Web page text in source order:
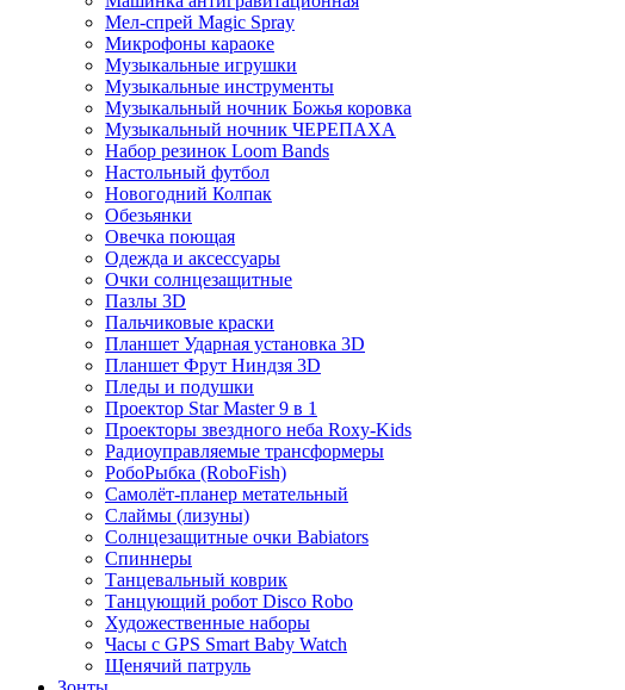
Мел-спрей Magic Spray
Микрофоны караоке
Музыкальные игрушки
Музыкальные инструменты
Музыкальный ночник Божья коровка
Музыкальный ночник ЧЕРЕПАХА
Набор резинок Loom Bands
Настольный футбол
Новогодний Колпак
Обезьянки
Овечка поющая
Одежда и аксессуары
Очки солнцезащитные
Пазлы 3D
Пальчиковые краски
Планшет Ударная установка 3D
Планшет Фрут Ниндзя 3D
Пледы и подушки
Проектор Star Master 9 в 1
Проекторы звездного неба Roxy-Kids
Радиоуправляемые трансформеры
РобоРыбка (RoboFish)
Самолёт-планер метательный
Слаймы (лизуны)
Солнцезащитные очки Babiators
Спиннеры
Танцевальный коврик
Танцующий робот Disco Robo
Художественные наборы
Часы с GPS Smart Baby Watch
Щенячий патруль